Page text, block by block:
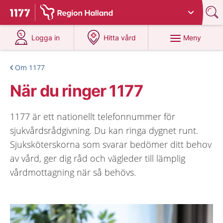
Till startsidan för 1177
Du har valt region Halland
Logga in
på 1177.se
Hitta vård
på 1177.se
Meny
Om 1177
När du ringer 1177
1177 är ett nationellt telefonnummer för
sjukvårdsrådgivning. Du kan ringa dygnet runt.
Sjuksköterskorna som svarar bedömer ditt behov
av vård, ger dig råd och vägleder till lämplig
vårdmottagning när så behövs.